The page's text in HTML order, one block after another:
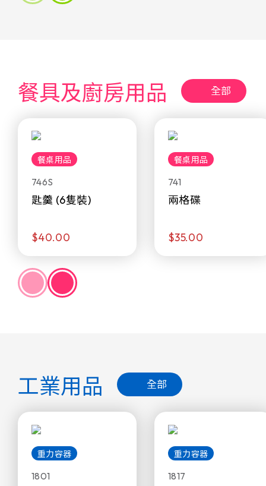
餐具及廚房用品 全部
餐桌用品
746S
匙羹 (6隻裝)
$40.00
餐桌用品
741
兩格碟
$35.00
工業用品 全部
重力容器
1801
重力容器
1817